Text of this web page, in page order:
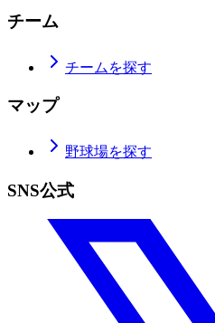
チーム
チームを探す
マップ
野球場を探す
SNS公式